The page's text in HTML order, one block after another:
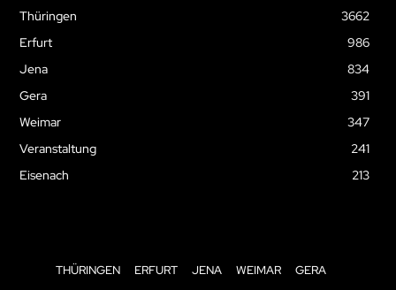
Thüringen
3662
Erfurt
986
Jena
834
Gera
391
Weimar
347
Veranstaltung
241
Eisenach
213
THÜRINGEN ERFURT JENA WEIMAR
GERA